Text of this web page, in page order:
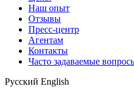
Наш опыт
Отзывы
Пресс-центр
Агентам
Контакты
Часто задаваемые
Русский English